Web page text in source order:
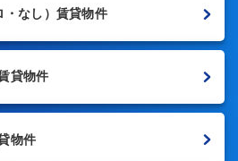
・なし）賃貸物件
貸物件
物件